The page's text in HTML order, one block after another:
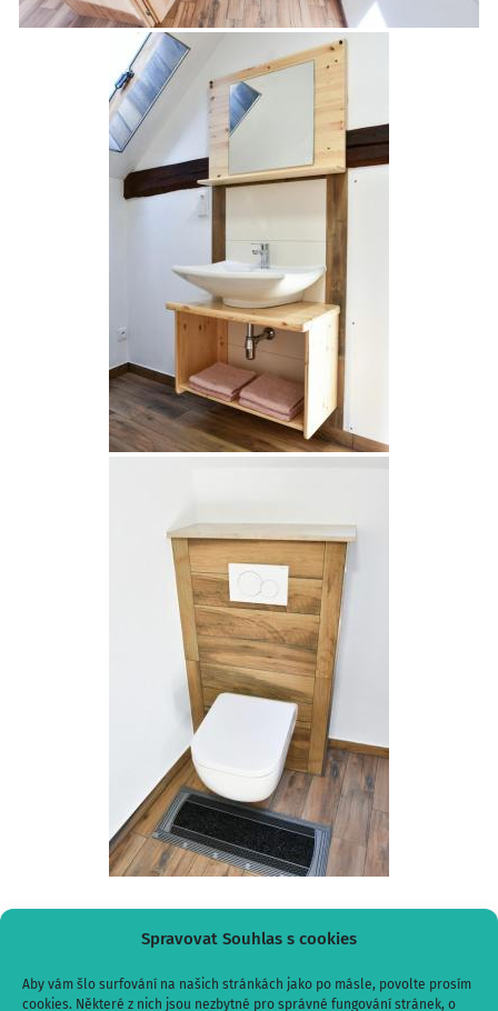
Spravovat Souhlas s cookies
Aby vám šlo surfování na našich stránkách jako po másle, povolte prosím
cookies. Některé z nich jsou nezbytné pro správné fungování stránek, o